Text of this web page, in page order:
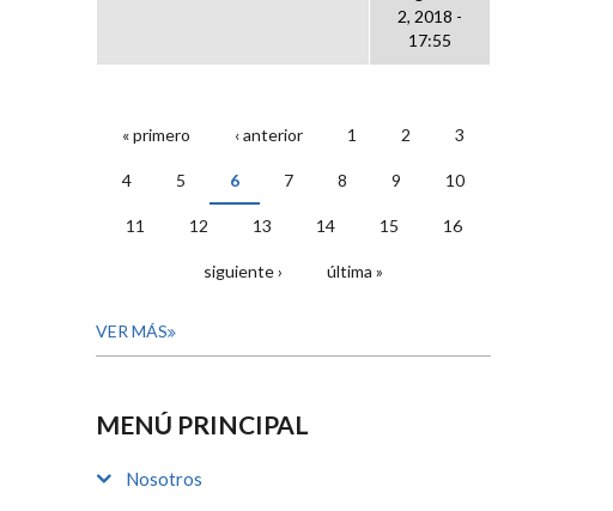
2, 2018 -
17:55
PÁGINAS
« primero ‹ anterior 1 2 3
4 5 6 7 8 9 10
11 12 13 14 15 16
siguiente › última »
VER MÁS
MENÚ PRINCIPAL
Nosotros